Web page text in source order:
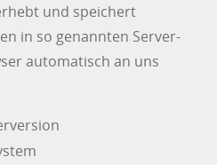
und speichert
in so genannten Server-
automatisch an uns